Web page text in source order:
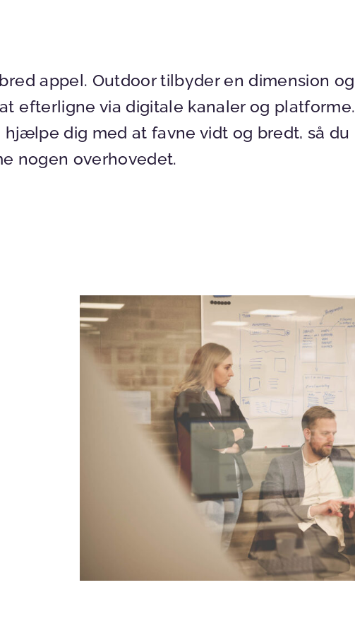
appel. Outdoor tilbyder en dimension og
efterligne via digitale kanaler og platforme.
dig med at favne vidt og bredt, så du
nogen overhovedet.